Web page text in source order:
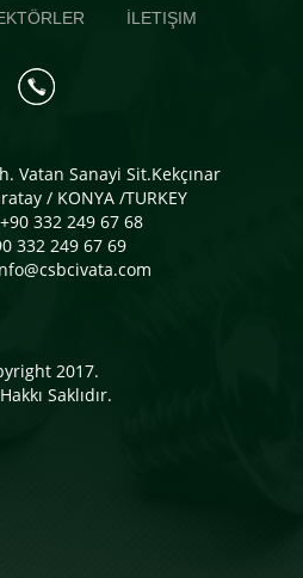
İLETIŞIM
Vatan Sanayi Sit.Kekçınar
/ KONYA /TURKEY
332 249 67 68
332 249 67 69
2017.
Saklıdır.